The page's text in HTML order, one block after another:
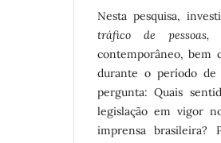
Nesta pesquisa,
tráfico de pessoas,
contemporâneo, bem
durante o período
pergunta: Quais
legislação em vigor
imprensa brasileira?